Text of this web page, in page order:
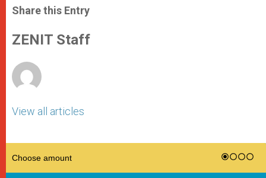
t
s
p
p
s
e
g
e
e
b
o
k
Share this Entry
ZENIT Staff
View all articles